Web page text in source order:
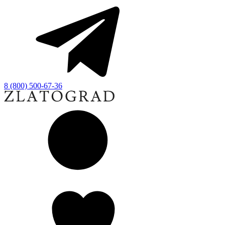
8 (800) 500-67-36